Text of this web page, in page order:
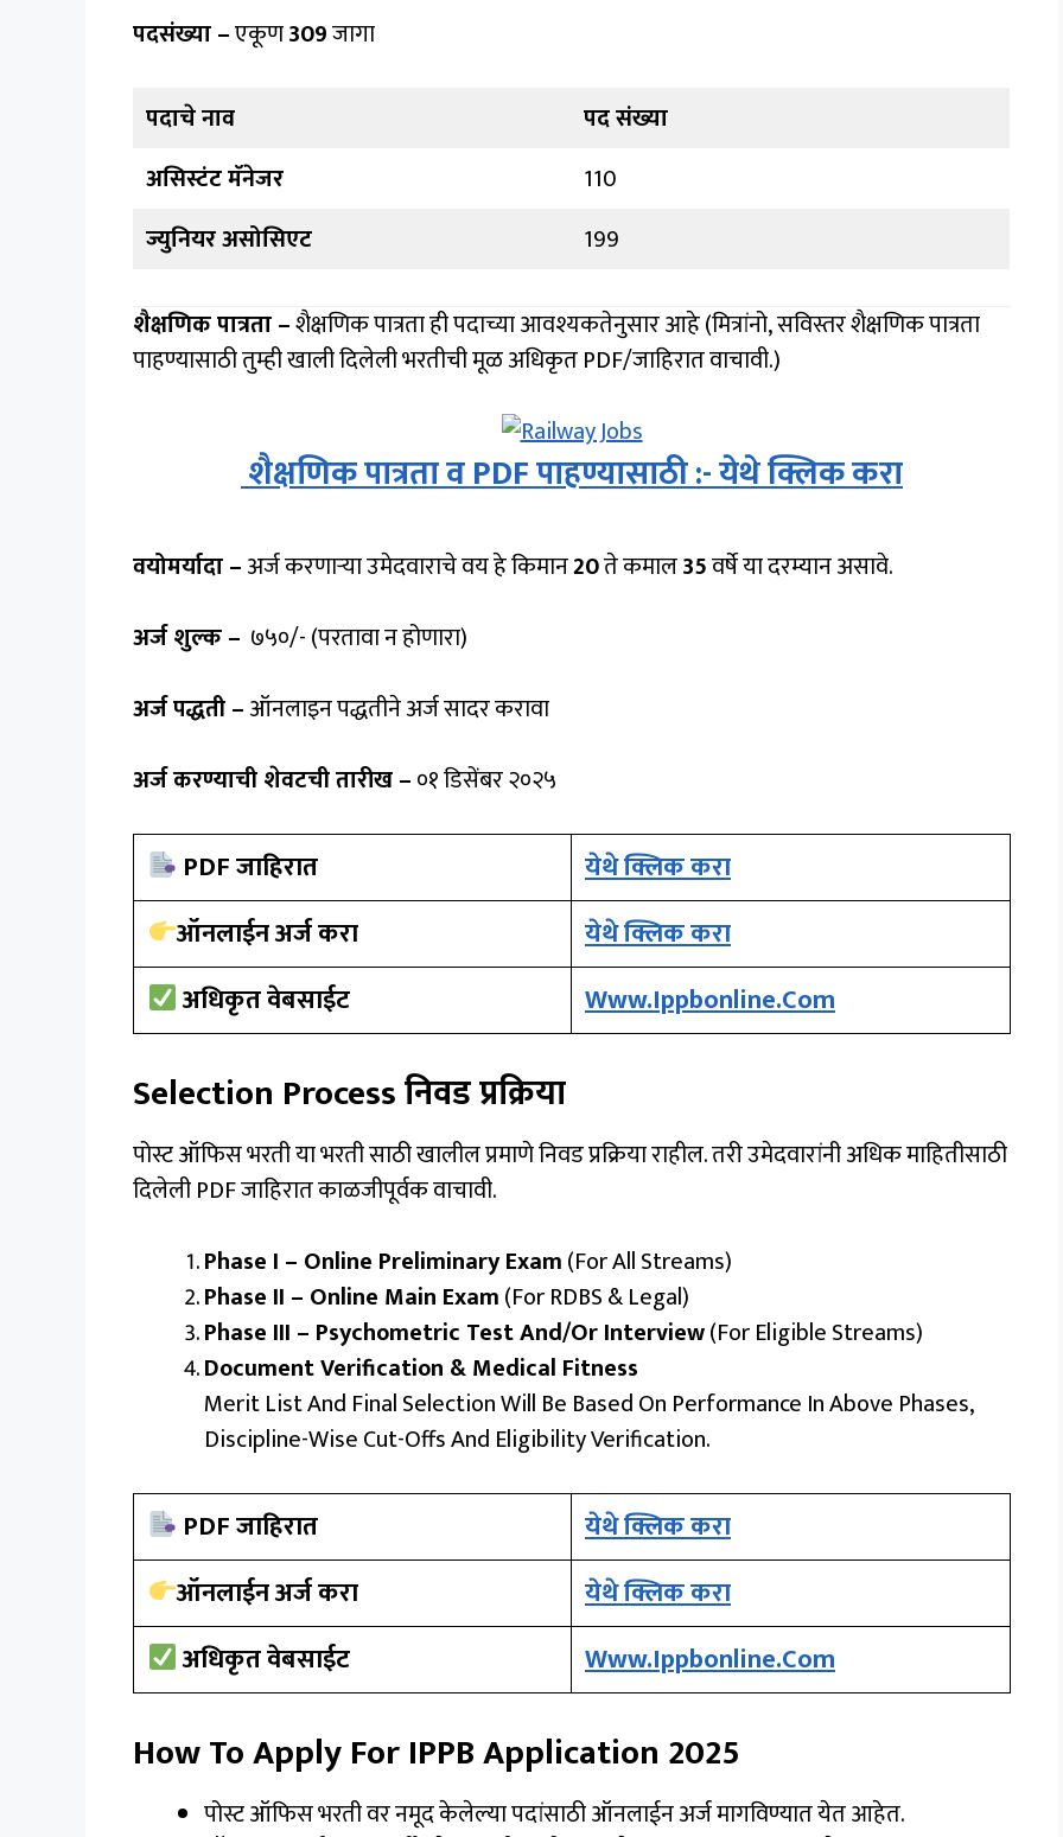
पदसंख्या –एकूण309जागा
पदाचे नाव
पद संख्या
असिस्टंट मॅनेजर
110
ज्युनियर असोसिएट
199
शैक्षणिक पात्रता –शैक्षणिक पात्रता ही पदाच्या आवश्यकतेनुसार आहे (मित्रांनो, सविस्तर शैक्षणिक पात्रता
पाहण्यासाठी तुम्ही खाली दिलेली भरतीची मूळ अधिकृत PDF/जाहिरात वाचावी.)
शैक्षणिक पात्रता व PDF पाहण्यासाठी :- येथे क्लिक करा
वयोमर्यादा –अर्ज करणाऱ्या उमेदवाराचे वय हे किमान20ते कमाल35वर्षे या दरम्यान असावे.
अर्ज शुल्क – ₹ ७५०/- (परतावा न होणारा)
अर्ज पद्धती –ऑनलाइन पद्धतीने अर्ज सादर करावा
अर्ज करण्याची शेवटची तारीख –०१ डिसेंबर २०२५
PDF जाहिरात
येथे क्लिक करा
ऑनलाईन अर्ज करा
येथे क्लिक करा
अधिकृत वेबसाईट
Www.ippbonline.com
Selection Process निवड प्रक्रिया
पोस्ट ऑफिस भरती या भरती साठी खालील प्रमाणे निवड प्रक्रिया राहील. तरी उमेदवारांनी अधिक माहितीसाठी
दिलेली PDF जाहिरात काळजीपूर्वक वाचावी.
Phase I – Online Preliminary Exam(for All Streams)
Phase II – Online Main Exam(for RDBS & Legal)
Phase III – Psychometric Test And/or Interview(for Eligible Streams)
Document Verification & Medical Fitness
Merit List And Final Selection Will Be Based On Performance In Above Phases,
Discipline-Wise Cut-Offs And Eligibility Verification.
PDF जाहिरात
येथे क्लिक करा
ऑनलाईन अर्ज करा
येथे क्लिक करा
अधिकृत वेबसाईट
Www.ippbonline.com
How To Apply For IPPB Application 2025
पोस्ट ऑफिस भरती वर नमूद केलेल्या पदांसाठी ऑनलाईन अर्ज मागविण्यात येत आहेत.